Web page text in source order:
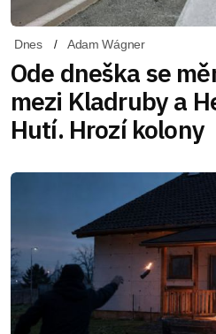
Dnes Adam Wágner
Ode dneška se
mezi Kladruby a
Hutí. Hrozí kolony